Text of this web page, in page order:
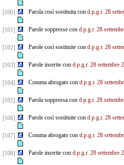
[100] Parola così sostituita con d.p.g.r. 28
[101] Parole soppresse con d.p.g.r. 28
[102] Parole così sostituite con d.p.g.r. 28
[103] Parole inserite con d.p.g.r. 28 settembre
[104] Comma abrogato con d.p.g.r. 28
[105] Parola soppressa con d.p.g.r. 28
[106] Parole così sostituite con d.p.g.r. 28
[107] Comma abrogato con d.p.g.r. 28
[108] Parole inserite con d.p.g.r. 28 settembre